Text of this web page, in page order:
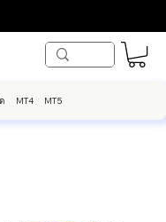
MT4 MT5